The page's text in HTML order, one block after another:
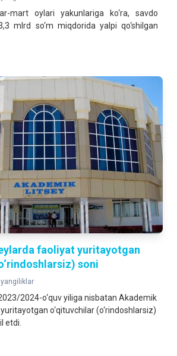
mart oylari yakunlariga ko‘ra, savdo
mlrd so‘m miqdorida yalpi qo‘shilgan
faoliyat yuritayotgan
soni
2024-o‘quv yiliga nisbatan Akademik
o‘qituvchilar (o‘rindoshlarsiz)
etdi.